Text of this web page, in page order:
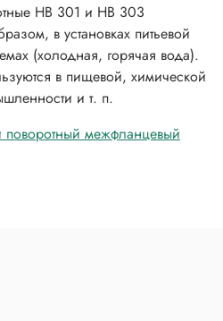
HB 301 и HB 303
в установках питьевой
(холодная, горячая вода).
в пищевой, химической
и т. п.
поворотный межфланцевый